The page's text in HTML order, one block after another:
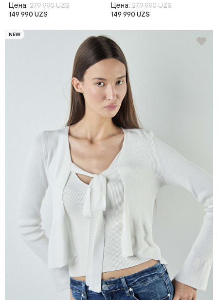
Цена: 279 990 UZS
149 990 UZS
Цена: 279 990 UZS
149 990 UZS
NEW